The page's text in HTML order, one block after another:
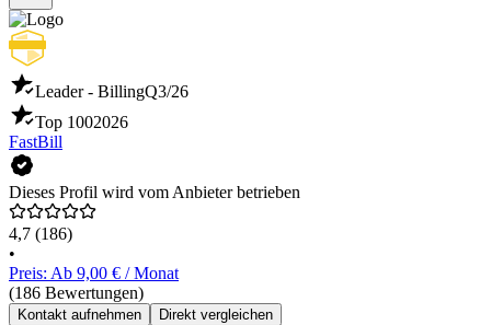
Leader - BillingQ3/26
Top 1002026
FastBill
Dieses Profil wird vom Anbieter betrieben
4,7 (186)
•
Preis: Ab 9,00 € / Monat
(186 Bewertungen)
Kontakt aufnehmen Direkt vergleichen